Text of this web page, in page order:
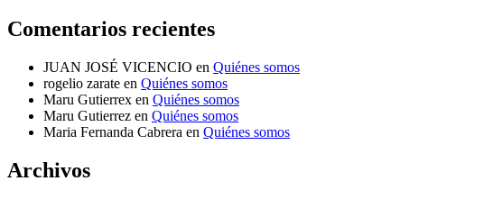
Comentarios recientes
JUAN JOSÉ VICENCIO en Quiénes somos
rogelio zarate en Quiénes somos
Maru Gutierrex en Quiénes somos
Maru Gutierrez en Quiénes somos
Maria Fernanda Cabrera en Quiénes somos
Archivos